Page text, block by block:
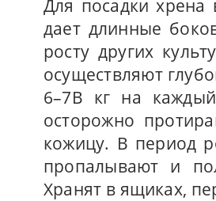
Для посадки
дает длинные
росту других
осуществляют
6–7В кг на
осторожно
кожицу. В период
пропалывают и
Хранят в ящиках,